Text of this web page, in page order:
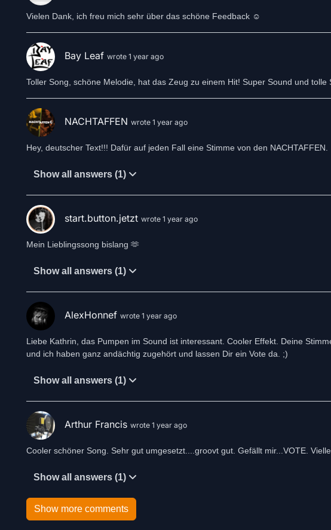
Vielen Dank, ich freu mich sehr über das schöne Feedback ☺️
Bay Leaf wrote 1 year ago
Toller Song, schöne Melodie, hat das Zeug zu einem Hit! Super Sound und
NACHTAFFEN wrote 1 year ago
Hey, deutscher Text!!! Dafür auf jeden Fall eine Stimme von den NACHTAFFEN.
Show all answers (1)
start.button.jetzt wrote 1 year ago
Mein Lieblingssong bislang 🫶
Show all answers (1)
AlexHonnef wrote 1 year ago
Liebe Kathrin, das Pumpen im Sound ist interessant. Cooler Effekt. Deine
und ich haben ganz andächtig zugehört und lassen Dir ein Vote da. ;)
Show all answers (1)
Arthur Francis wrote 1 year ago
Cooler schöner Song. Sehr gut umgesetzt....groovt gut. Gefällt mir...VOTE.
Show all answers (1)
Show more comments